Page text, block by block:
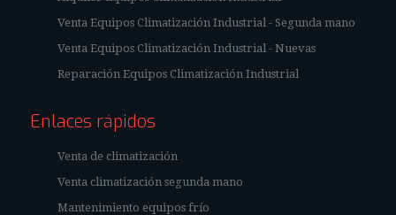
Venta Equipos Climatización Industrial - Segunda mano
Venta Equipos Climatización Industrial - Nuevas
Reparación Equipos Climatización Industrial
Enlaces rápidos
Venta de climatización
Venta climatización segunda mano
Mantenimiento equipos frío